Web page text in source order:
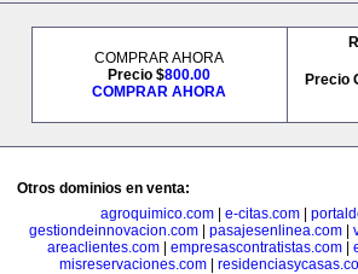
COMPRAR AHORA
Precio $800.00
COMPRAR AHORA
Precio
Otros dominios en venta:
agroquimico.com
e-citas.com
gestiondeinnovacion.com| pasajesenlinea.com|
areaclientes.com| empresascontratistas.com|
misreservaciones.com|